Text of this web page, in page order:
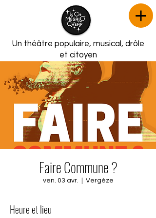
Un théâtre populaire, musical, drôle
et citoyen
Faire Commune ?
ven. 03 avr. Vergèze
Heure et lieu